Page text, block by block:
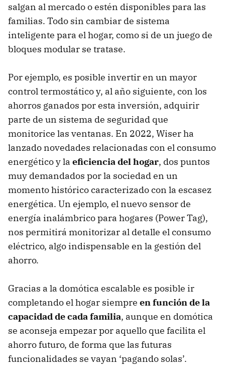
salgan al mercado o estén disponibles para las
familias. Todo sin cambiar de sistema
inteligente para el hogar, como si de un juego de
bloques modular se tratase.
Por ejemplo, es posible invertir en un mayor
control termostático y, al año siguiente, con los
ahorros ganados por esta inversión, adquirir
parte de un sistema de seguridad que
monitorice las ventanas. En 2022, Wiser ha
lanzado novedades relacionadas con el consumo
energético y la eficiencia del hogar, dos puntos
muy demandados por la sociedad en un
momento histórico caracterizado con la escasez
energética. Un ejemplo, el nuevo sensor de
energía inalámbrico para hogares (Power Tag),
nos permitirá monitorizar al detalle el consumo
eléctrico, algo indispensable en la gestión del
ahorro.
Gracias a la domótica escalable es posible ir
completando el hogar siempre en función de la
capacidad de cada familia, aunque en domótica
se aconseja empezar por aquello que facilita el
ahorro futuro, de forma que las futuras
funcionalidades se vayan ‘pagando solas’.